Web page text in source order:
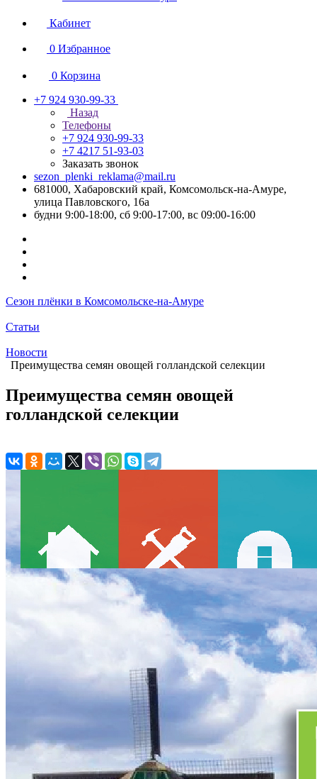
Кабинет
0 Избранное
0 Корзина
+7 924 930-99-33
Назад
Телефоны
+7 924 930-99-33
+7 4217 51-93-03
Заказать звонок
sezon_plenki_reklama@mail.ru
681000, Хабаровский край, Комсомольск-на-Амуре,
улица Павловского, 16а
будни 9:00-18:00, сб 9:00-17:00, вс 09:00-16:00
Сезон плёнки в Комсомольске-на-Амуре
Статьи
Новости
Преимущества семян овощей голландской селекции
Преимущества семян овощей
голландской селекции